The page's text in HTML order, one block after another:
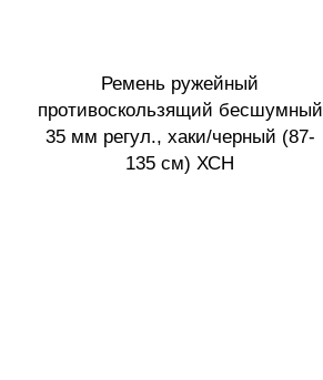
Ремень ружейный
противоскользящий бесшумный
35 мм регул., хаки/черный (87-
135 см) ХСН